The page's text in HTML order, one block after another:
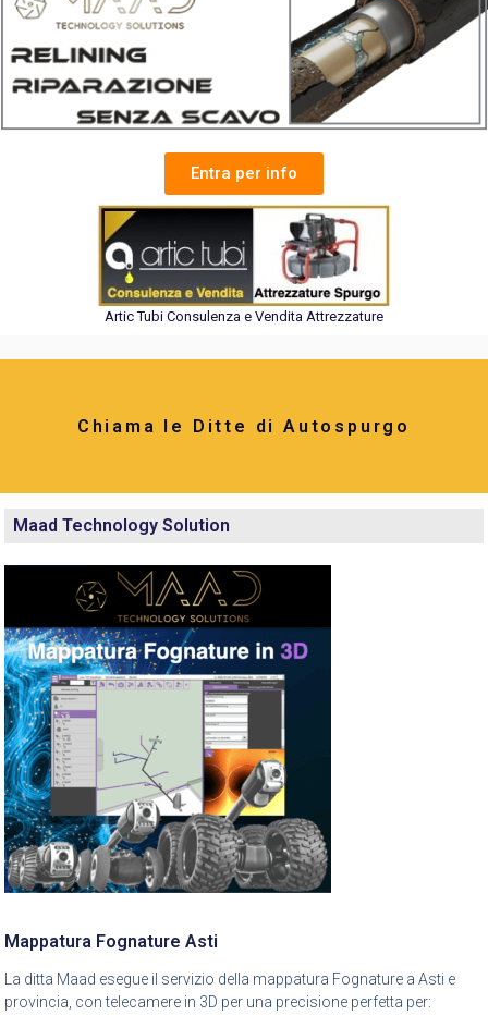
Entra per info
Artic Tubi Consulenza e Vendita Attrezzature
Chiama le Ditte di Autospurgo
Maad Technology Solution
Mappatura Fognature Asti
La ditta Maad esegue il servizio della mappatura Fognature a Asti e
provincia, con telecamere in 3D per una precisione perfetta per: